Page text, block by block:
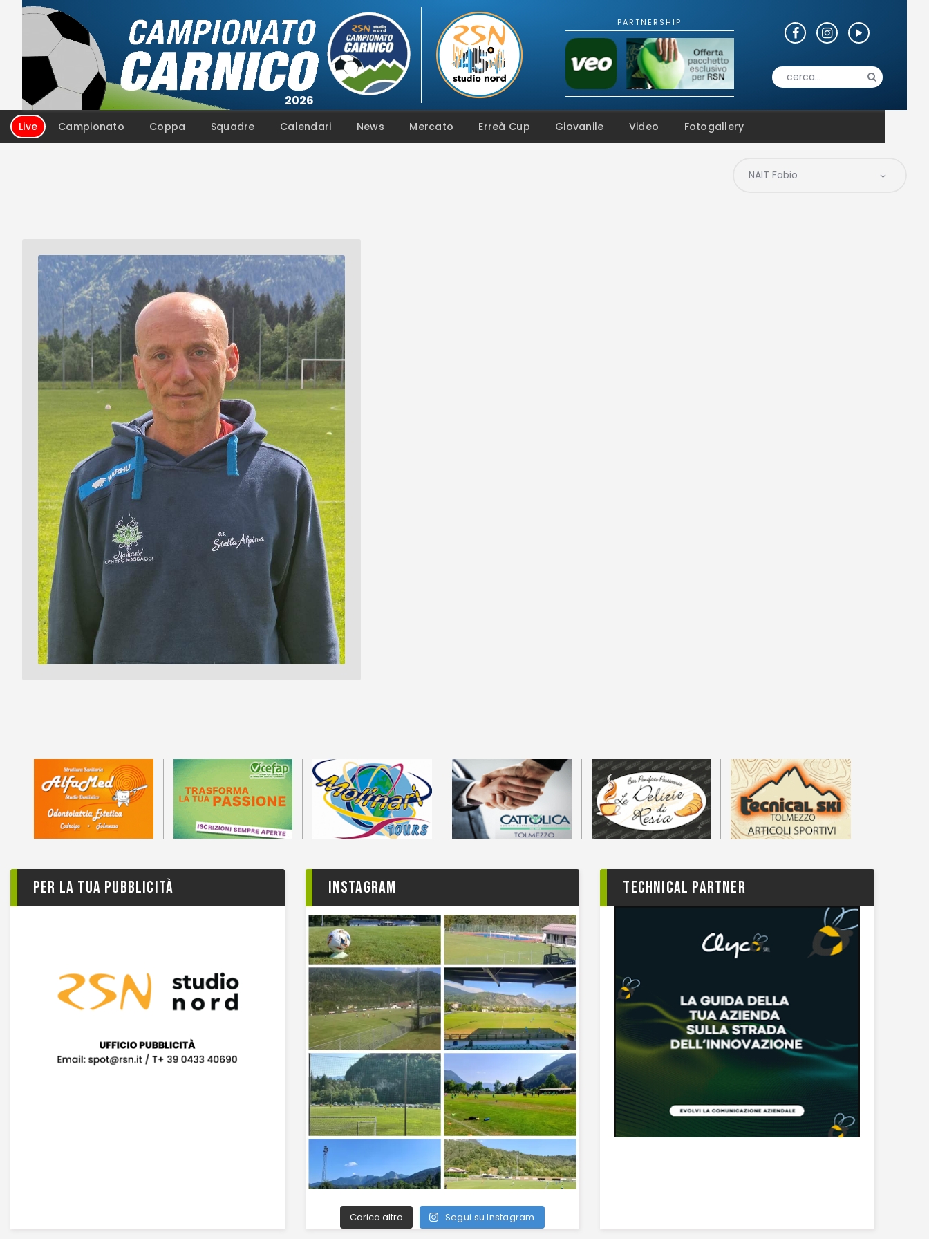
Live Campionato Coppa Squadre Calendari News Mercato Erreà Cup Giovanile Video Fotogallery
Live
Campionato
Coppa
Squadre
Calendari
Fotogallery
Per la tua pubblicità Instagram
Carica altro Segui su Instagram
TECHNICAL PARTNER